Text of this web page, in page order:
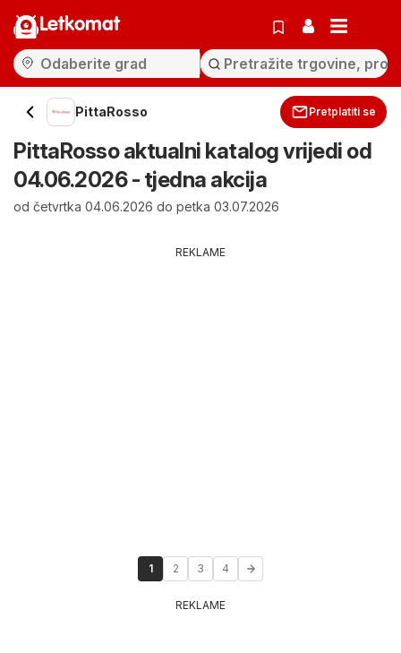
Letkomat
PittaRosso Pretplatiti se
PittaRosso aktualni katalog vrijedi od
04.06.2026 - tjedna akcija
od četvrtka 04.06.2026 do petka 03.07.2026
REKLAME
1 2 3 4
REKLAME